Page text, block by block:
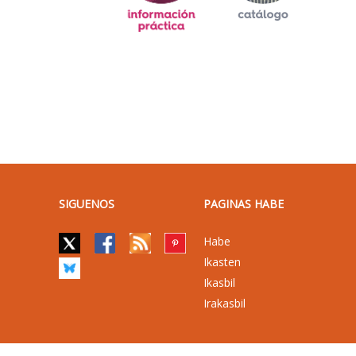
SIGUENOS PAGINAS HABE
Habe
Ikasten
Ikasbil
Irakasbil